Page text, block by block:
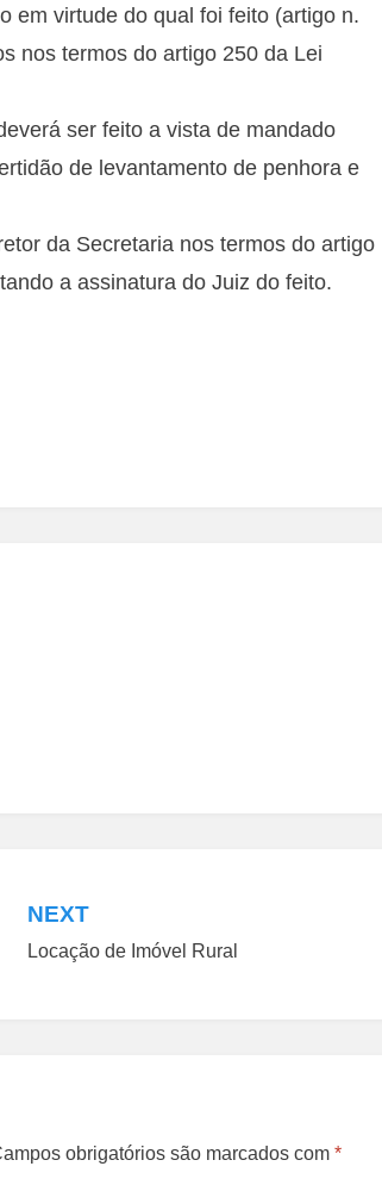
em virtude do qual foi feito (artigo n.
nos termos do artigo 250 da Lei
ser feito a vista de mandado
de levantamento de penhora e
da Secretaria nos termos do artigo
a assinatura do Juiz do feito.
NEXT
Locação de Imóvel Rural
obrigatórios são marcados com *